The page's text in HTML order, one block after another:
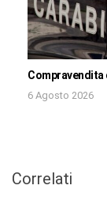
Compravendita
6 Agosto 2026
Correlati